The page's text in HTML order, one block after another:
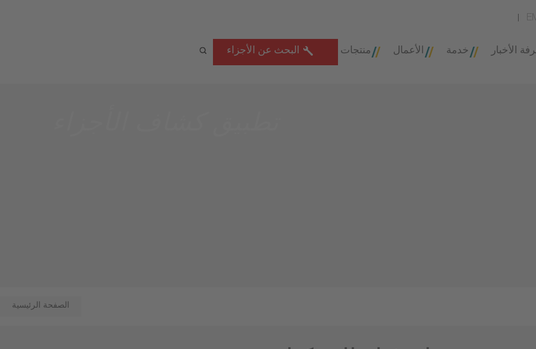
منتجات الأعمال خدمة الأخبار البحث عن الأجزاء
الصفحة الرئيسية